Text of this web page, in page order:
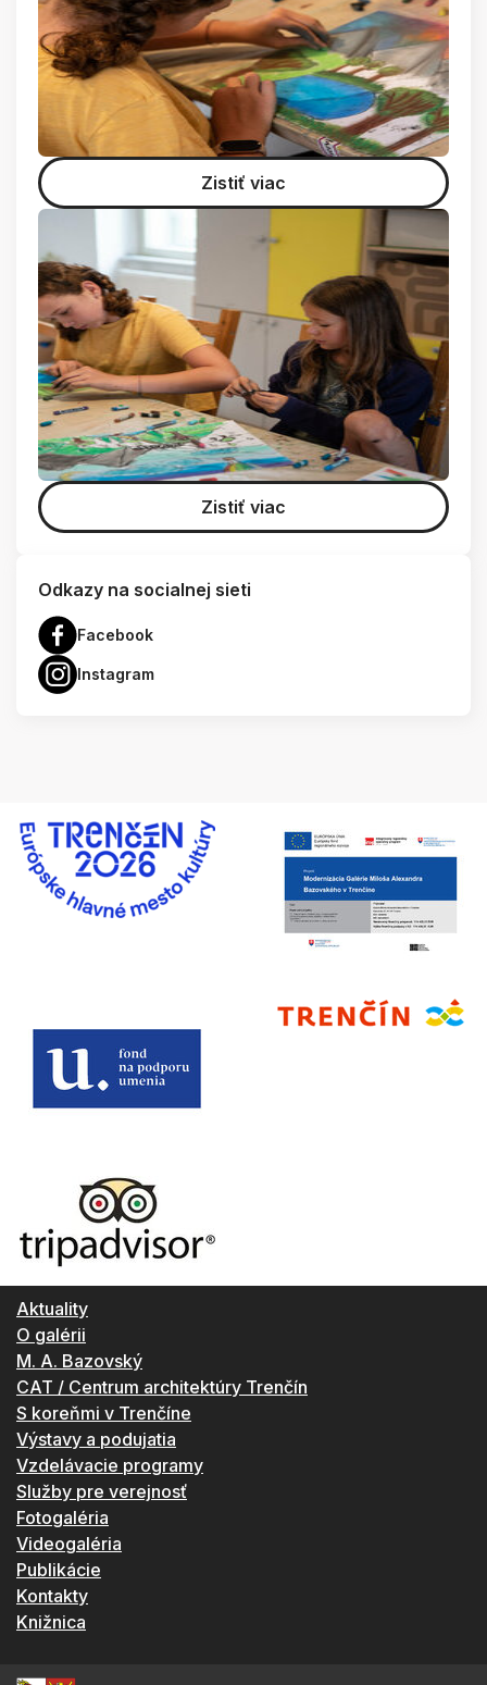
Zistiť viac
Zistiť viac
Odkazy na socialnej sieti
Facebook
Instagram
Aktuality
O galérii
M. A. Bazovský
CAT / Centrum architektúry Trenčín
S koreňmi v Trenčíne
Výstavy a podujatia
Vzdelávacie programy
Služby pre verejnosť
Fotogaléria
Videogaléria
Publikácie
Kontakty
Knižnica